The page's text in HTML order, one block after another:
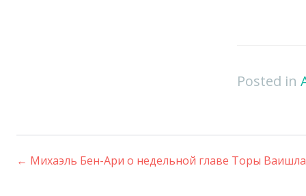
Posted in
Post
← Михаэль Бен-Ари о недельной главе Торы